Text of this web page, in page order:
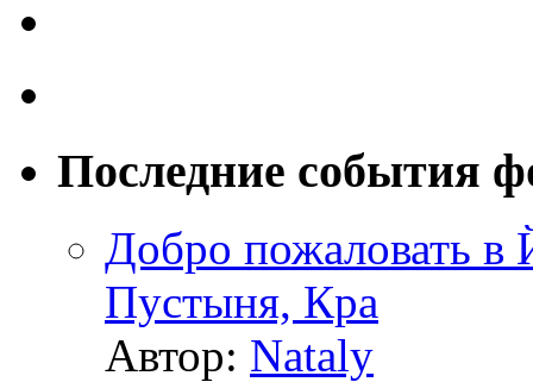
Последние события
Добро пожаловать
Пустыня, Кра
Автор: Nataly